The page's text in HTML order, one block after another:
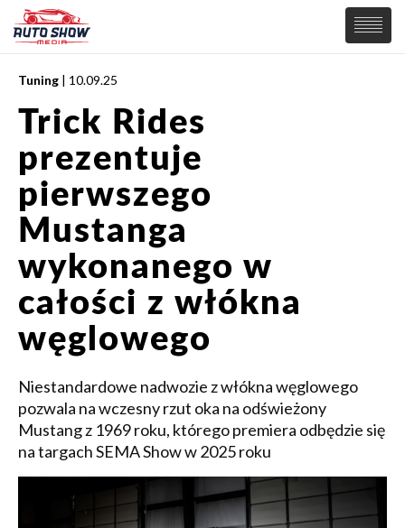
PREMIERY
SAMOCHODY
Wiadomości
Supersamochody
Samochody Koncepcyjne
Tuning
Elektryczne
MOTORSPORT
Tuning | 10.09.25
Trick Rides
prezentuje
pierwszego
Mustanga
wykonanego w
całości z włókna
węglowego
Niestandardowe nadwozie z włókna węglowego
pozwala na wczesny rzut oka na odświeżony
Mustang z 1969 roku, którego premiera odbędzie się
na targach SEMA Show w 2025 roku